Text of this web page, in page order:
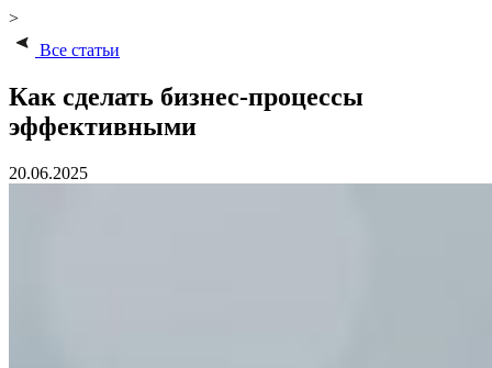
>
Все статьи
Как сделать бизнес-процессы
эффективными
20.06.2025